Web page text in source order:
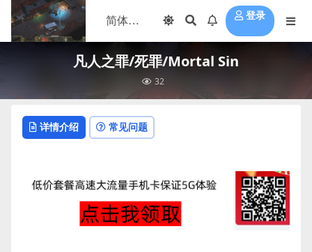
登录
凡人之罪/死罪/Mortal Sin
32
详情介绍 常见问题